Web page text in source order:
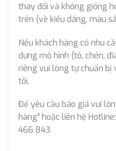
thay đổi và không giống
trên (về kiểu dáng, màu
Nếu khách hàng có nhu
đựng mô hình (tô, chén,
riêng vui lòng tự chuẩn bị
tôi.
Để yêu cầu báo giá vui
hàng” hoặc liên hệ
466 843.